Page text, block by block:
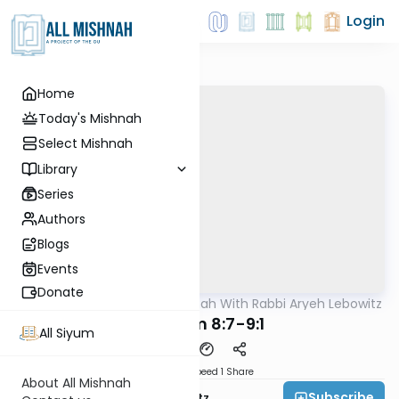
Home
Today's Mishnah
Select Mishnah
Library
Series
Authors
Blogs
Events
Donate
All Siyum
About All Mishnah
Login
Mishna The Mishnah With Rabbi Aryeh Lebowitz
Nedarim 8:7-9:1
Speed 1 Share